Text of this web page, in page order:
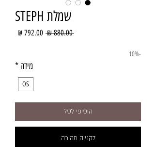
שמלת STEPH
‏880.00 ‏₪
מחיר
-10%
מידה *
OS
הוסיפי לסל
לקנייה מהירה